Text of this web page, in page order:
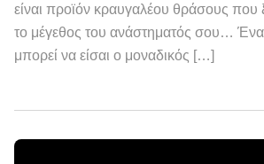
είναι προϊόν κραυγαλέου θράσους που
το μέγεθος του ανάστηματός σου… Ένα
μπορεί να είσαι ο μοναδικός […]